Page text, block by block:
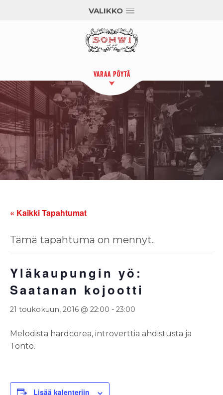
VALIKKO
VARAA PÖYTÄ
« Kaikki Tapahtumat
Tämä tapahtuma on mennyt.
Yläkaupungin yö:
Saatanan kojootti
21 toukokuun, 2016 @ 22:00 - 23:00
Melodista hardcorea, introverttia ahdistusta ja
Tonto.
Lisää kalenteriin